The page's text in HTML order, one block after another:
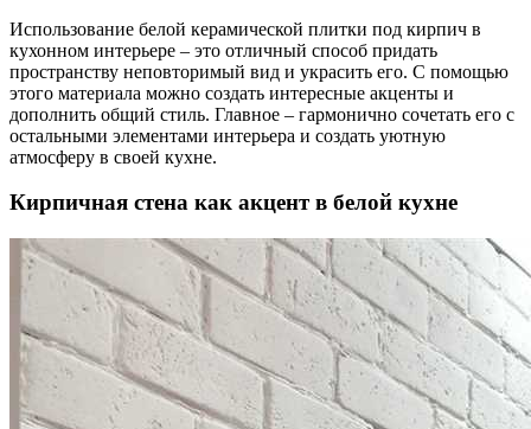
Использование белой керамической плитки под кирпич в
кухонном интерьере – это отличный способ придать
пространству неповторимый вид и украсить его. С помощью
этого материала можно создать интересные акценты и
дополнить общий стиль. Главное – гармонично сочетать его с
остальными элементами интерьера и создать уютную
атмосферу в своей кухне.
Кирпичная стена как акцент в белой кухне